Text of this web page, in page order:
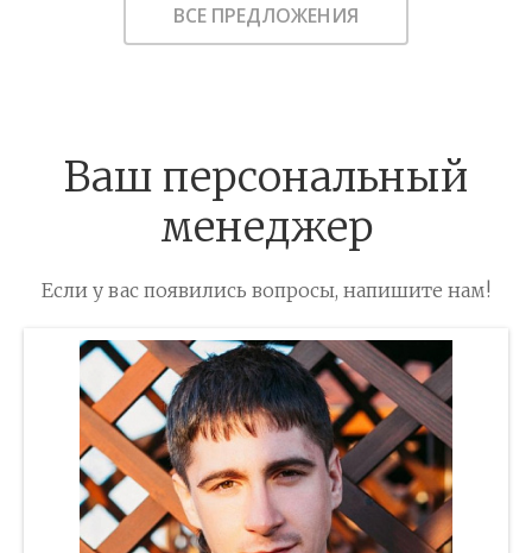
ВСЕ ПРЕДЛОЖЕНИЯ
Ваш персональный
менеджер
Если у вас появились вопросы, напишите нам!